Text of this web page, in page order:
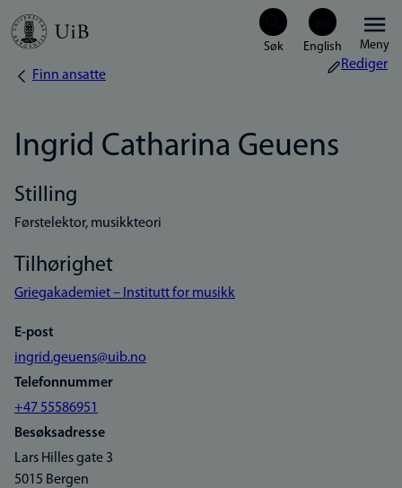
Hopp
Meny
Navigasjonssti
Finn ansatte
Rediger
Ingrid Catharina Geuens
Stilling
Førstelektor, musikkteori
Tilhørighet
Griegakademiet – Institutt for musikk
E-post
ingrid.geuens@uib.no
Telefonnummer
+47 55586951
Besøksadresse
Lars Hilles gate 3
5015 Bergen